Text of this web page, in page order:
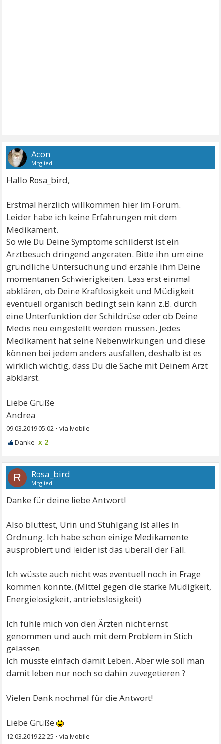
Acon
Mitglied
Hallo Rosa_bird,
Erstmal herzlich willkommen hier im Forum.
Leider habe ich keine Erfahrungen mit dem
Medikament.
So wie Du Deine Symptome schilderst ist ein
Arztbesuch dringend angeraten. Bitte ihn um eine
gründliche Untersuchung und erzähle ihm Deine
momentanen Schwierigkeiten. Lass erst einmal
abklären, ob Deine Kraftlosigkeit und Müdigkeit
eventuell organisch bedingt sein kann z.B. durch
eine Unterfunktion der Schildrüse oder ob Deine
Medis neu eingestellt werden müssen. Jedes
Medikament hat seine Nebenwirkungen und diese
können bei jedem anders ausfallen, deshalb ist es
wirklich wichtig, dass Du die Sache mit Deinem Arzt
abklärst.
Liebe Grüße
Andrea
09.03.2019 05:02 •
x 2
R Rosa_bird
Mitglied
Danke für deine liebe Antwort!
Also bluttest, Urin und Stuhlgang ist alles in
Ordnung. Ich habe schon einige Medikamente
ausprobiert und leider ist das überall der Fall.
Ich wüsste auch nicht was eventuell noch in Frage
kommen könnte. (Mittel gegen die starke Müdigkeit,
Energielosigkeit, antriebslosigkeit)
Ich fühle mich von den Ärzten nicht ernst
genommen und auch mit dem Problem in Stich
gelassen.
Ich müsste einfach damit Leben. Aber wie soll man
damit leben nur noch so dahin zuvegetieren ?
Vielen Dank nochmal für die Antwort!
Liebe Grüße
12.03.2019 22:25 •